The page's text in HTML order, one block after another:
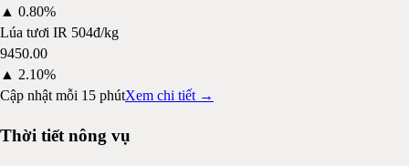
▲ 0.80%
Lúa tươi IR 504đ/kg
9450.00
▲ 2.10%
Cập nhật mỗi 15 phútXem chi tiết →
Thời tiết nông vụ